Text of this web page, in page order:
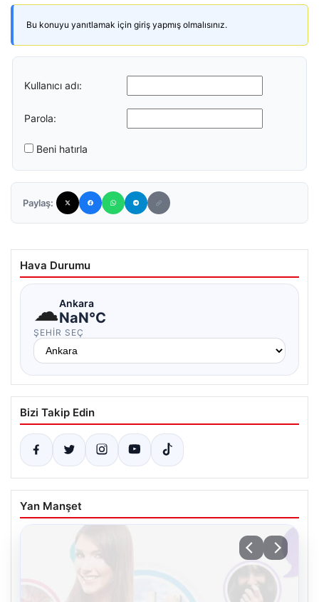
Bu konuyu yanıtlamak için giriş yapmış olmalısınız.
Kullanıcı adı:
Parola:
Beni hatırla
Paylaş:
Hava Durumu
☁Ankara
NaN°C
ŞEHIR SEÇ
Bizi Takip Edin
Yan Manşet